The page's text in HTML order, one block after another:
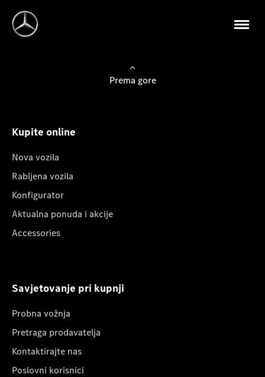
Prema gore
Kupite online
Nova vozila
Rabljena vozila
Konfigurator
Aktualna ponuda i akcije
Accessories
Savjetovanje pri kupnji
Probna vožnja
Pretraga prodavatelja
Kontaktirajte nas
Poslovni korisnici